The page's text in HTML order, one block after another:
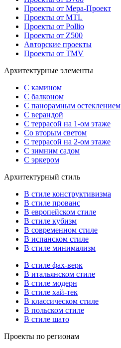
Проекты от Мера-Проект
Проекты от MTL
Проекты от Pollio
Проекты от Z500
Авторские проекты
Проекты от TMV
Архитектурные элементы
С камином
С балконом
С панорамным остеклением
С верандой
С террасой на 1-ом этаже
Со вторым светом
С террасой на 2-ом этаже
С зимним садом
С эркером
Архитектурный стиль
В стиле конструктивизма
В стиле прованс
В европейском стиле
В стиле кубизм
В современном стиле
В испанском стиле
В стиле минимализм
В стиле фах-верк
В итальянском стиле
В стиле модерн
В стиле хай-тек
В классическом стиле
В польском стиле
В стиле шато
Проекты по регионам